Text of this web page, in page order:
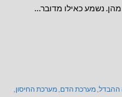
נשמע כאילו מדובר…
ההבדל,מערכת הדם,מערכת החיסון,